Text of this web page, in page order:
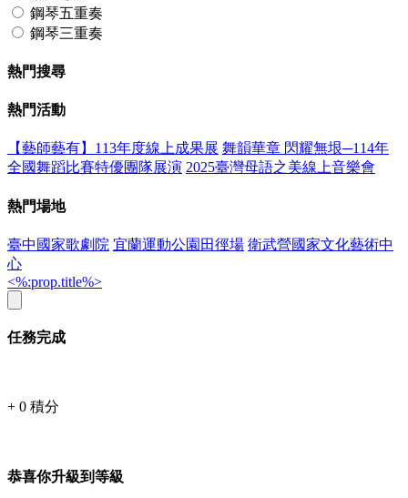
鋼琴五重奏
鋼琴三重奏
熱門搜尋
熱門活動
【藝師藝有】113年度線上成果展 舞韻華章 閃耀無垠─114年
全國舞蹈比賽特優團隊展演 2025臺灣母語之美線上音樂會
熱門場地
臺中國家歌劇院 宜蘭運動公園田徑場 衛武營國家文化藝術中
心
<%:prop.title%>
任務完成
+ 0 積分
恭喜你升級到等級